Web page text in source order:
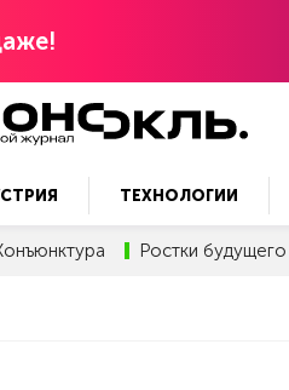
ТЕХНОЛОГИИ
Ростки будущего